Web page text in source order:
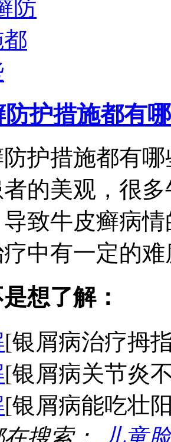
护措施都有哪
护措施都有
的美观，很
导致牛皮癣病
疗中有一定的
想了解：
[银屑病治疗拇
[银屑病关节炎
[银屑病能吃壮
搜索：
儿童